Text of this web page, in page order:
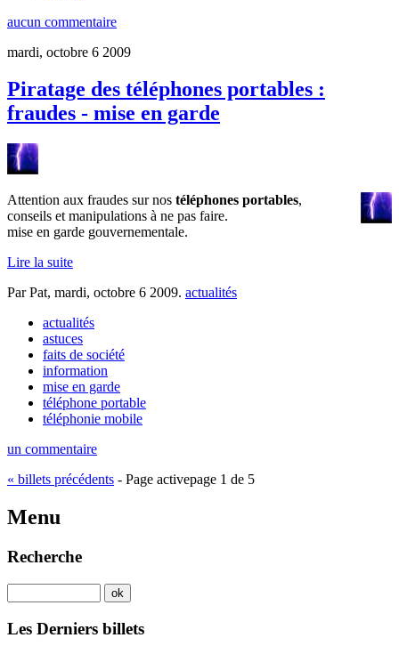
aucun commentaire
mardi, octobre 6 2009
Piratage des téléphones portables :
fraudes - mise en garde
Attention aux fraudes sur nos téléphones portables,
conseils et manipulations à ne pas faire.
mise en garde gouvernementale.
Lire la suite
Par Pat, mardi, octobre 6 2009. actualités
actualités
astuces
faits de société
information
mise en garde
téléphone portable
téléphonie mobile
un commentaire
« billets précédents - Page activepage 1 de 5
Menu
Recherche
Les Derniers billets